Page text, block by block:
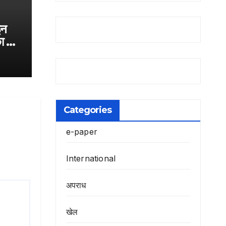
Categories
e-paper
International
अपराध
खेल